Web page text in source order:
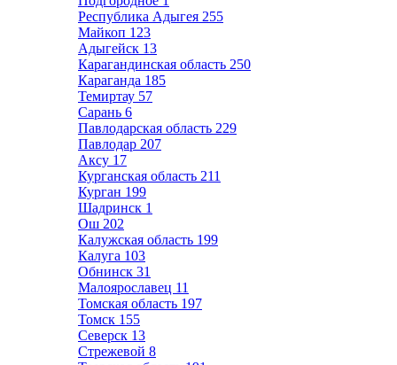
Республика Адыгея 255
Майкоп 123
Адыгейск 13
Карагандинская область 250
Караганда 185
Темиртау 57
Сарань 6
Павлодарская область 229
Павлодар 207
Аксу 17
Курганская область 211
Курган 199
Шадринск 1
Ош 202
Калужская область 199
Калуга 103
Обнинск 31
Малоярославец 11
Томская область 197
Томск 155
Северск 13
Стрежевой 8